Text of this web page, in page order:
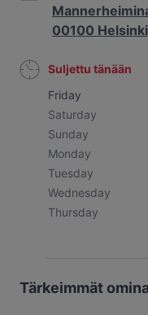
00100 Helsinki
Suljettu tänään
Friday
Saturday
Sunday
Monday
Tuesday
Wednesday
Thursday
Tärkeimmät